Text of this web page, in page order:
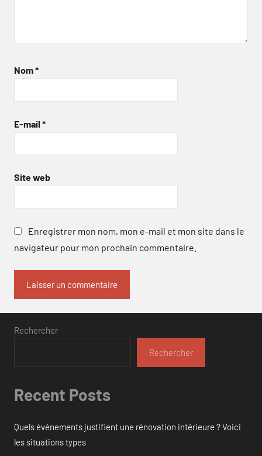
Nom*
E-mail *
Site web
Enregistrer mon nom, mon e-mail et mon site dans le
navigateur pour mon prochain commentaire.
Rechercher
Rechercher
Recent Posts
Quels événements justifient une rénovation intérieure ? Voici
les situations types